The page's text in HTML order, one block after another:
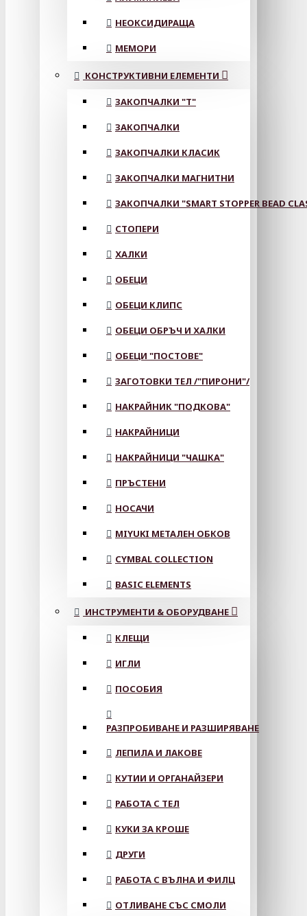
НЕОКСИДИРАЩА
МЕМОРИ
КОНСТРУКТИВНИ ЕЛЕМЕНТИ
ЗАКОПЧАЛКИ "Т"
ЗАКОПЧАЛКИ
ЗАКОПЧАЛКИ КЛАСИК
ЗАКОПЧАЛКИ МАГНИТНИ
ЗАКОПЧАЛКИ "SMART STOPPER BEAD
СТОПЕРИ
ХАЛКИ
ОБЕЦИ
ОБЕЦИ КЛИПС
ОБЕЦИ ОБРЪЧ И ХАЛКИ
ОБЕЦИ "ПОСТОВЕ"
ЗАГОТОВКИ ТЕЛ /"ПИРОНИ"/
НАКРАЙНИК "ПОДКОВА"
НАКРАЙНИЦИ
НАКРАЙНИЦИ "ЧАШКА"
ПРЪСТЕНИ
НОСАЧИ
MIYUKI МЕТАЛЕН ОБКОВ
CYMBAL COLLECTION
BASIC ELEMENTS
ИНСТРУМЕНТИ & ОБОРУДВАНЕ
КЛЕЩИ
ИГЛИ
ПОСОБИЯ
РАЗПРОБИВАНЕ И РАЗШИРЯВАНЕ
ЛЕПИЛА И ЛАКОВЕ
КУТИИ И ОРГАНАЙЗЕРИ
РАБОТА С ТЕЛ
КУКИ ЗА КРОШЕ
ДРУГИ
РАБОТА С ВЪЛНА И ФИЛЦ
ОТЛИВАНЕ СЪС СМОЛИ